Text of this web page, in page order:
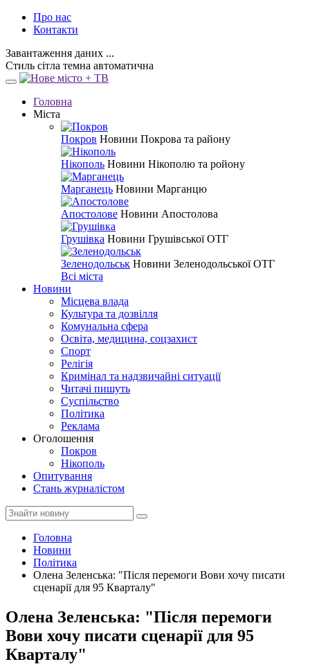
Про нас
Контакти
Завантаження даних ...
Стиль сітла темна автоматична
Головна
Міста
Покров Новини Покрова та району
Нікополь Новини Нікополю та ройону
Марганець Новини Марганцю
Апостолове Новини Апостолова
Грушівка Новини Грушівської ОТГ
Зеленодольськ Новини Зеленодольської ОТГ
Всі міста
Новини
Місцева влада
Культура та дозвілля
Комунальна сфера
Освіта, медицина, соцзахист
Спорт
Релігія
Кримінал та надзвичайні ситуації
Читачі пишуть
Суспільство
Політика
Реклама
Оголошення
Покров
Нікополь
Опитування
Стань журналістом
Головна
Новини
Політика
Олена Зеленська: "Після перемоги Вови хочу писати
сценарії для 95 Кварталу"
Олена Зеленська: "Після перемоги
Вови хочу писати сценарії для 95
Кварталу"